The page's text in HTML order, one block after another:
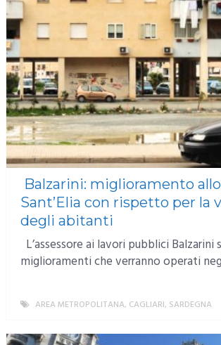
Balzarini: miglioramento
Sant’Elia con rispetto per la
degli abitanti
L’assessore ai lavori pubblici
miglioramenti che verranno operati
AREA METROPOLITANA, CAGLIARI, SARDEGNA